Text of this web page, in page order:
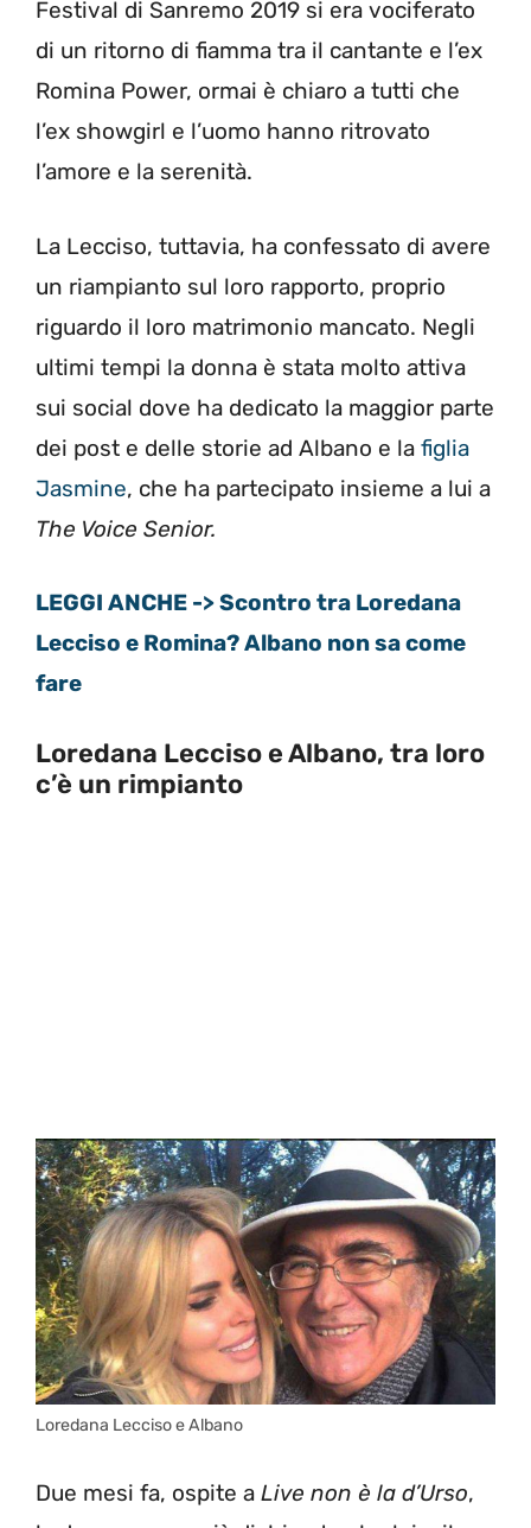
Festival di Sanremo 2019 si era vociferato
di un ritorno di fiamma tra il cantante e l’ex
Romina Power, ormai è chiaro a tutti che
l’ex showgirl e l’uomo hanno ritrovato
l’amore e la serenità.
La Lecciso, tuttavia, ha confessato di avere
un riampianto sul loro rapporto, proprio
riguardo il loro matrimonio mancato. Negli
ultimi tempi la donna è stata molto attiva
sui social dove ha dedicato la maggior parte
dei post e delle storie ad Albano e la figlia
Jasmine, che ha partecipato insieme a lui a
The Voice Senior.
LEGGI ANCHE -> Scontro tra Loredana
Lecciso e Romina? Albano non sa come
fare
Loredana Lecciso e Albano, tra loro
c’è un rimpianto
Loredana Lecciso e Albano
Due mesi fa, ospite a Live non è la d’Urso,